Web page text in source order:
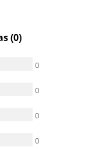
(0)
0
0
0
0